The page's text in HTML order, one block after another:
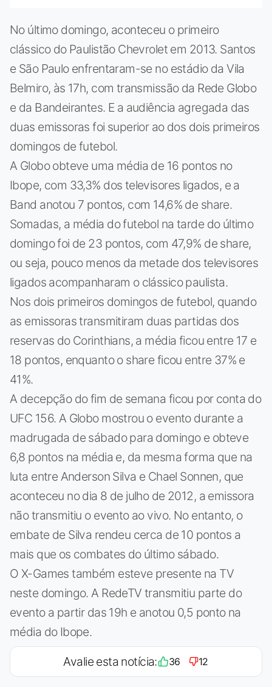
No último domingo, aconteceu o primeiro
clássico do Paulistão Chevrolet em 2013. Santos
e São Paulo enfrentaram-se no estádio da Vila
Belmiro, às 17h, com transmissão da Rede Globo
e da Bandeirantes. E a audiência agregada das
duas emissoras foi superior ao dos dois primeiros
domingos de futebol.
A Globo obteve uma média de 16 pontos no
Ibope, com 33,3% dos televisores ligados, e a
Band anotou 7 pontos, com 14,6% de share.
Somadas, a média do futebol na tarde do último
domingo foi de 23 pontos, com 47,9% de share,
ou seja, pouco menos da metade dos televisores
ligados acompanharam o clássico paulista.
Nos dois primeiros domingos de futebol, quando
as emissoras transmitiram duas partidas dos
reservas do Corinthians, a média ficou entre 17 e
18 pontos, enquanto o share ficou entre 37% e
41%.
A decepção do fim de semana ficou por conta do
UFC 156. A Globo mostrou o evento durante a
madrugada de sábado para domingo e obteve
6,8 pontos na média e, da mesma forma que na
luta entre Anderson Silva e Chael Sonnen, que
aconteceu no dia 8 de julho de 2012, a emissora
não transmitiu o evento ao vivo. No entanto, o
embate de Silva rendeu cerca de 10 pontos a
mais que os combates do último sábado.
O X-Games também esteve presente na TV
neste domingo. A RedeTV transmitiu parte do
evento a partir das 19h e anotou 0,5 ponto na
média do Ibope.
Avalie esta notícia: 36 12